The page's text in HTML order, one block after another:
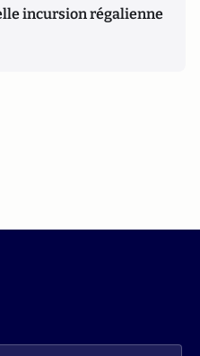
incursion régalienne